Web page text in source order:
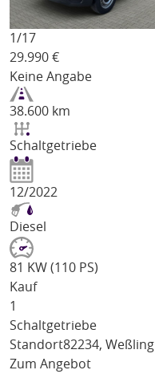
1/17
29.990 €
Keine Angabe
38.600 km
Schaltgetriebe
12/2022
Diesel
81 KW (110 PS)
Kauf
1
Schaltgetriebe
Standort82234, Weßling
Zum Angebot